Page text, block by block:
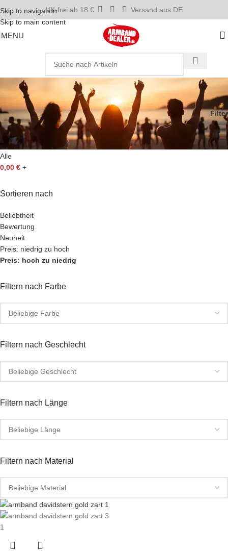
Skip to navigation
Skip to main content
VK-frei ab 18 € Versand aus DE
MENU
davidstern
Startseite »davidstern Filter
Preis Filter
Alle
0,00 € +
Sortieren nach
Beliebtheit
Bewertung
Neuheit
Preis: niedrig zu hoch
Preis: hoch zu niedrig
Filtern nach Farbe
Filtern nach Geschlecht
Filtern nach Länge
Filtern nach Material